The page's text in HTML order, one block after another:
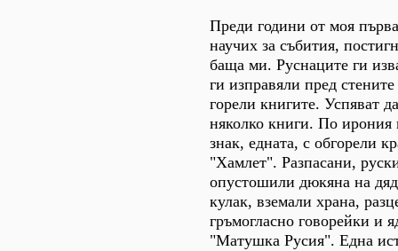
Преди години от моя
научих за събития,
баща ми. Руснаците ги
ги изправяли пред
горели книгите. Успяват
няколко книги. По ирония
знак, едната, с обгорели
"Хамлет". Разпасани,
опустошили дюкяна на
кулак, вземали храна,
гръмогласно говорейки и
"Матушка Русия". Една